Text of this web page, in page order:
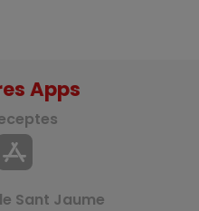
Apps
Sant Jaume